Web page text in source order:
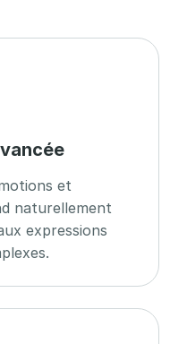
et
naturellement
expressions